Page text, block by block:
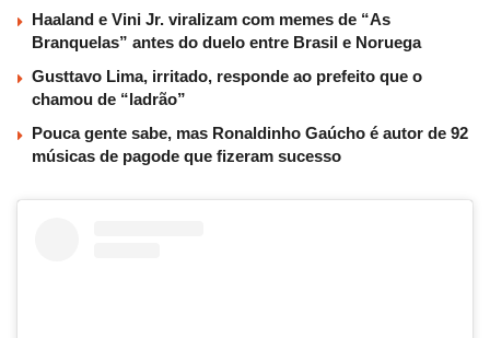
Haaland e Vini Jr. viralizam com memes de “As
Branquelas” antes do duelo entre Brasil e Noruega
Gusttavo Lima, irritado, responde ao prefeito que o
chamou de “ladrão”
Pouca gente sabe, mas Ronaldinho Gaúcho é autor de 92
músicas de pagode que fizeram sucesso